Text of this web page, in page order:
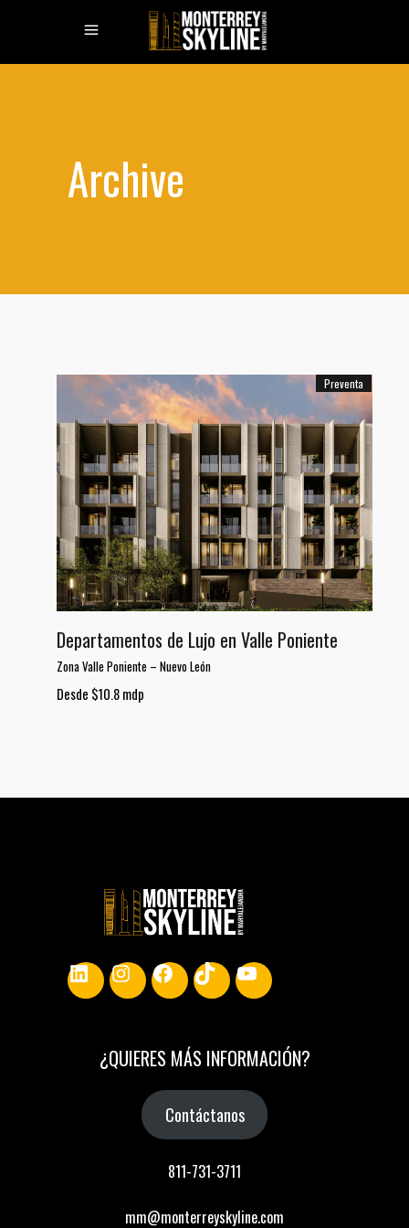
Archive
Preventa
Departamentos de Lujo en Valle Poniente
Zona Valle Poniente – Nuevo León
Desde $10.8 mdp
LinkedInInstagram
Facebook
TikTokYouTube
¿QUIERES MÁS INFORMACIÓN?
Contáctanos
811-731-3711
mm@monterreyskyline.com